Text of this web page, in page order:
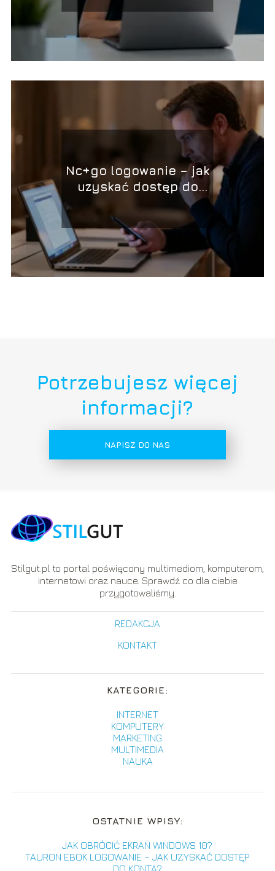
Nc+go logowanie – jak
uzyskać dostęp do
Potrzebujesz więcej
informacji?
NAPISZ DO NAS
Stilgut.pl to portal poświęcony multimediom, komputerom,
internetowi oraz nauce. Sprawdź co dla ciebie
przygotowaliśmy.
REDAKCJA
KONTAKT
KATEGORIE:
INTERNET
KOMPUTERY
MARKETING
MULTIMEDIA
NAUKA
OSTATNIE WPISY:
JAK OBRÓCIĆ EKRAN WINDOWS 10?
TAURON EBOK LOGOWANIE – JAK UZYSKAĆ DOSTĘP
DO KONTA?